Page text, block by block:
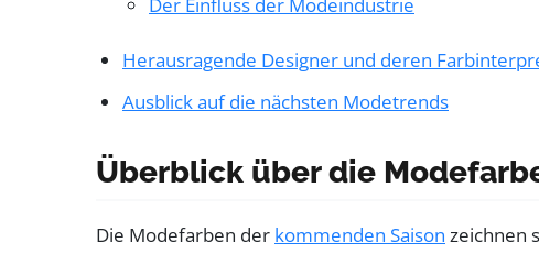
Herausragende Designer und deren
Ausblick auf die nächsten Modetrends
Überblick über die
Die Modefarben der kommenden Saison zeichnen